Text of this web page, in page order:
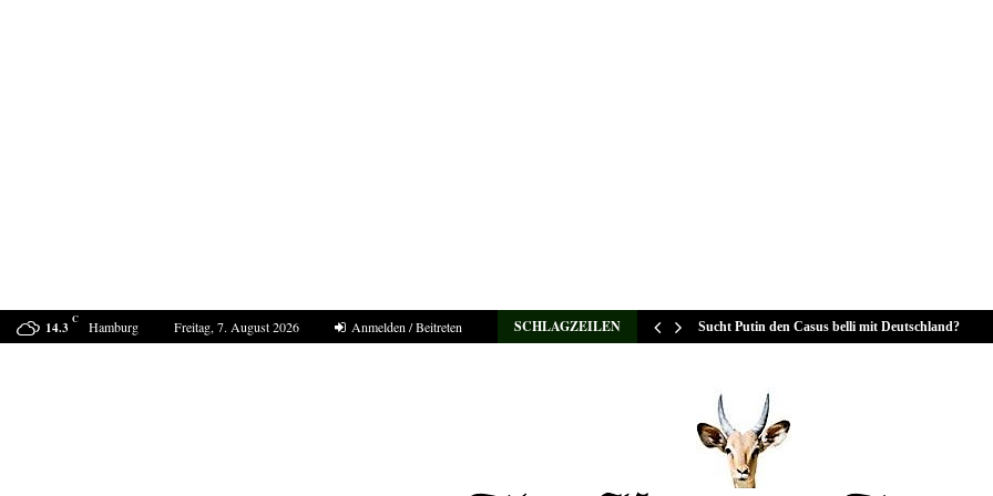
14.3 C Hamburg Freitag, 7. August 2026 Anmelden / Beitreten SCHLAGZEILEN
Der Sommer 2040 in Europa Sucht Putin den Casus belli mit Deutschland?